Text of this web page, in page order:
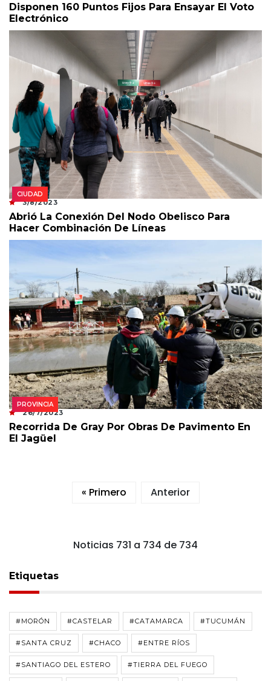
Disponen 160 Puntos Fijos Para Ensayar El Voto
Electrónico
CIUDAD
3/8/2023
Abrió La Conexión Del Nodo Obelisco Para
Hacer Combinación De Líneas
PROVINCIA
26/7/2023
Recorrida De Gray Por Obras De Pavimento En
El Jagüel
« Primero Anterior
Noticias 731 a 734 de 734
Etiquetas
#MORÓN #CASTELAR #CATAMARCA #TUCUMÁN
#SANTA CRUZ #CHACO #ENTRE RÍOS
#SANTIAGO DEL ESTERO #TIERRA DEL FUEGO